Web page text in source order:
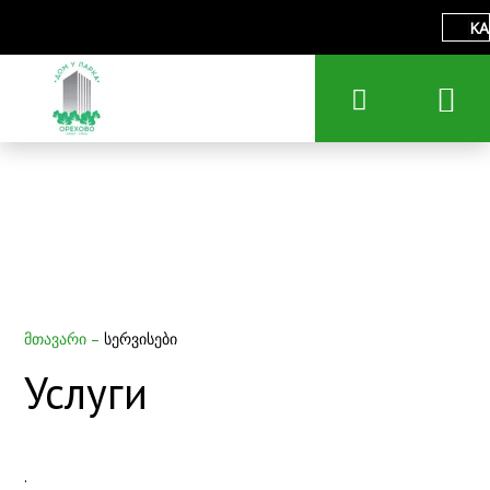
KA
მთავარი –სერვისები
Услуги
.